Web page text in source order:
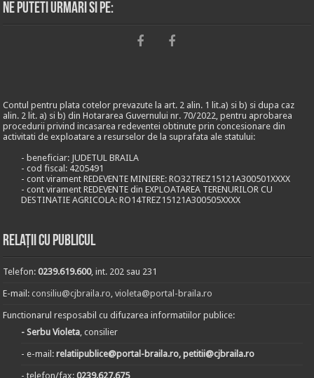
Ne puteti urmari si pe:
Contul pentru plata cotelor prevazute la art. 2 alin. 1 lit.a) si b) si dupa caz
alin. 2 lit. a) si b) din Hotararea Guvernului nr. 70/2022, pentru aprobarea
procedurii privind incasarea redeventei obtinute prin concesionare din
activitati de exploatare a resurselor de la suprafata ale statului:
- beneficiar: JUDETUL BRAILA
- cod fiscal: 4205491
- cont virament REDEVENTE MINIERE: RO32TREZ15121A300501XXXX
- cont virament REDEVENTE din EXPLOATAREA TERENURILOR CU
DESTINATIE AGRICOLA: RO14TREZ15121A300505XXXX
Relații cu publicul
Telefon:0239.619.600, int. 202 sau 231
E-mail:consiliu@cjbraila.ro,violeta@portal-braila.ro
Functionarul resposabil cu difuzarea informatiilor publice:
- Serbu Violeta, consilier
- e-mail:relatiipublice@portal-braila.ro, petitii@cjbraila.ro
- telefon/fax:0239.627.675